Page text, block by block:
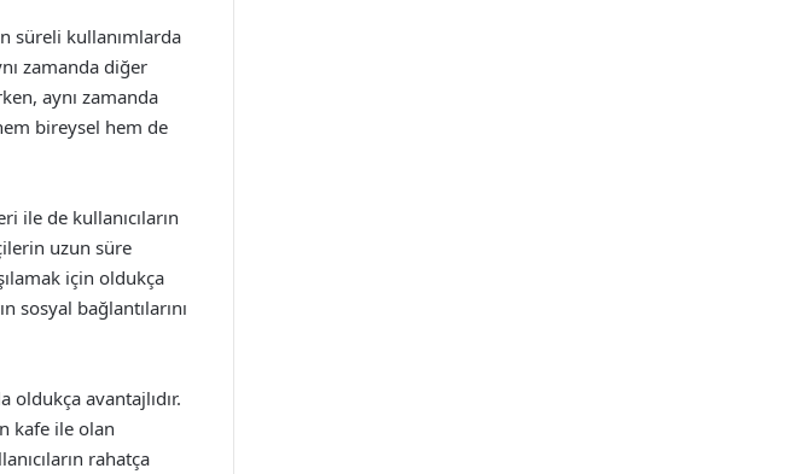
süreli kullanımlarda
zamanda diğer
aynı zamanda
bireysel hem de
ile de kullanıcıların
uzun süre
için oldukça
sosyal bağlantılarını
oldukça avantajlıdır.
kafe ile olan
rahatça